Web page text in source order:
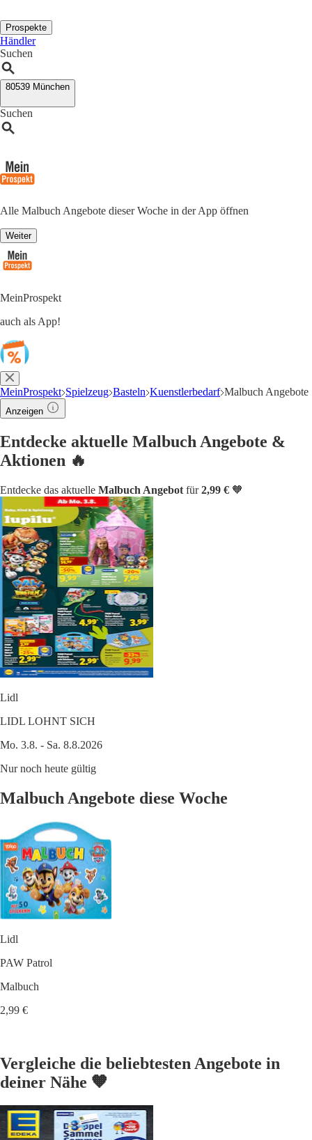
Prospekte
Händler
Suchen
80539 München
Suchen
Alle Malbuch Angebote dieser Woche in der App öffnen
Weiter
MeinProspekt
auch als App!
MeinProspekt Spielzeug Basteln Kuenstlerbedarf Malbuch Angebote
Anzeigen
Entdecke aktuelle Malbuch Angebote &
Aktionen 🔥
Entdecke das aktuelle Malbuch Angebot für2,99 € 🧡
Lidl
LIDL LOHNT SICH
Mo. 3.8. - Sa. 8.8.2026
Nur noch heute gültig
Malbuch Angebote diese Woche
Lidl
PAW Patrol
Malbuch
2,99 €
Vergleiche die beliebtesten Angebote in
deiner Nähe 🧡